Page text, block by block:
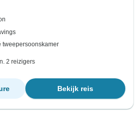
tweepersoonskamer
2 reizigers
Bekijk reis